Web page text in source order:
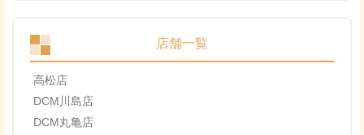
店舗一覧
高松店
DCM川島店
DCM丸亀店